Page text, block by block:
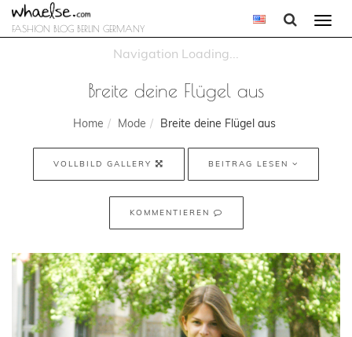
FASHION BLOG BERLIN GERMANY
Breite deine Flügel aus
Home Mode Breite deine Flügel aus
VOLLBILD GALLERY BEITRAG LESEN
KOMMENTIEREN